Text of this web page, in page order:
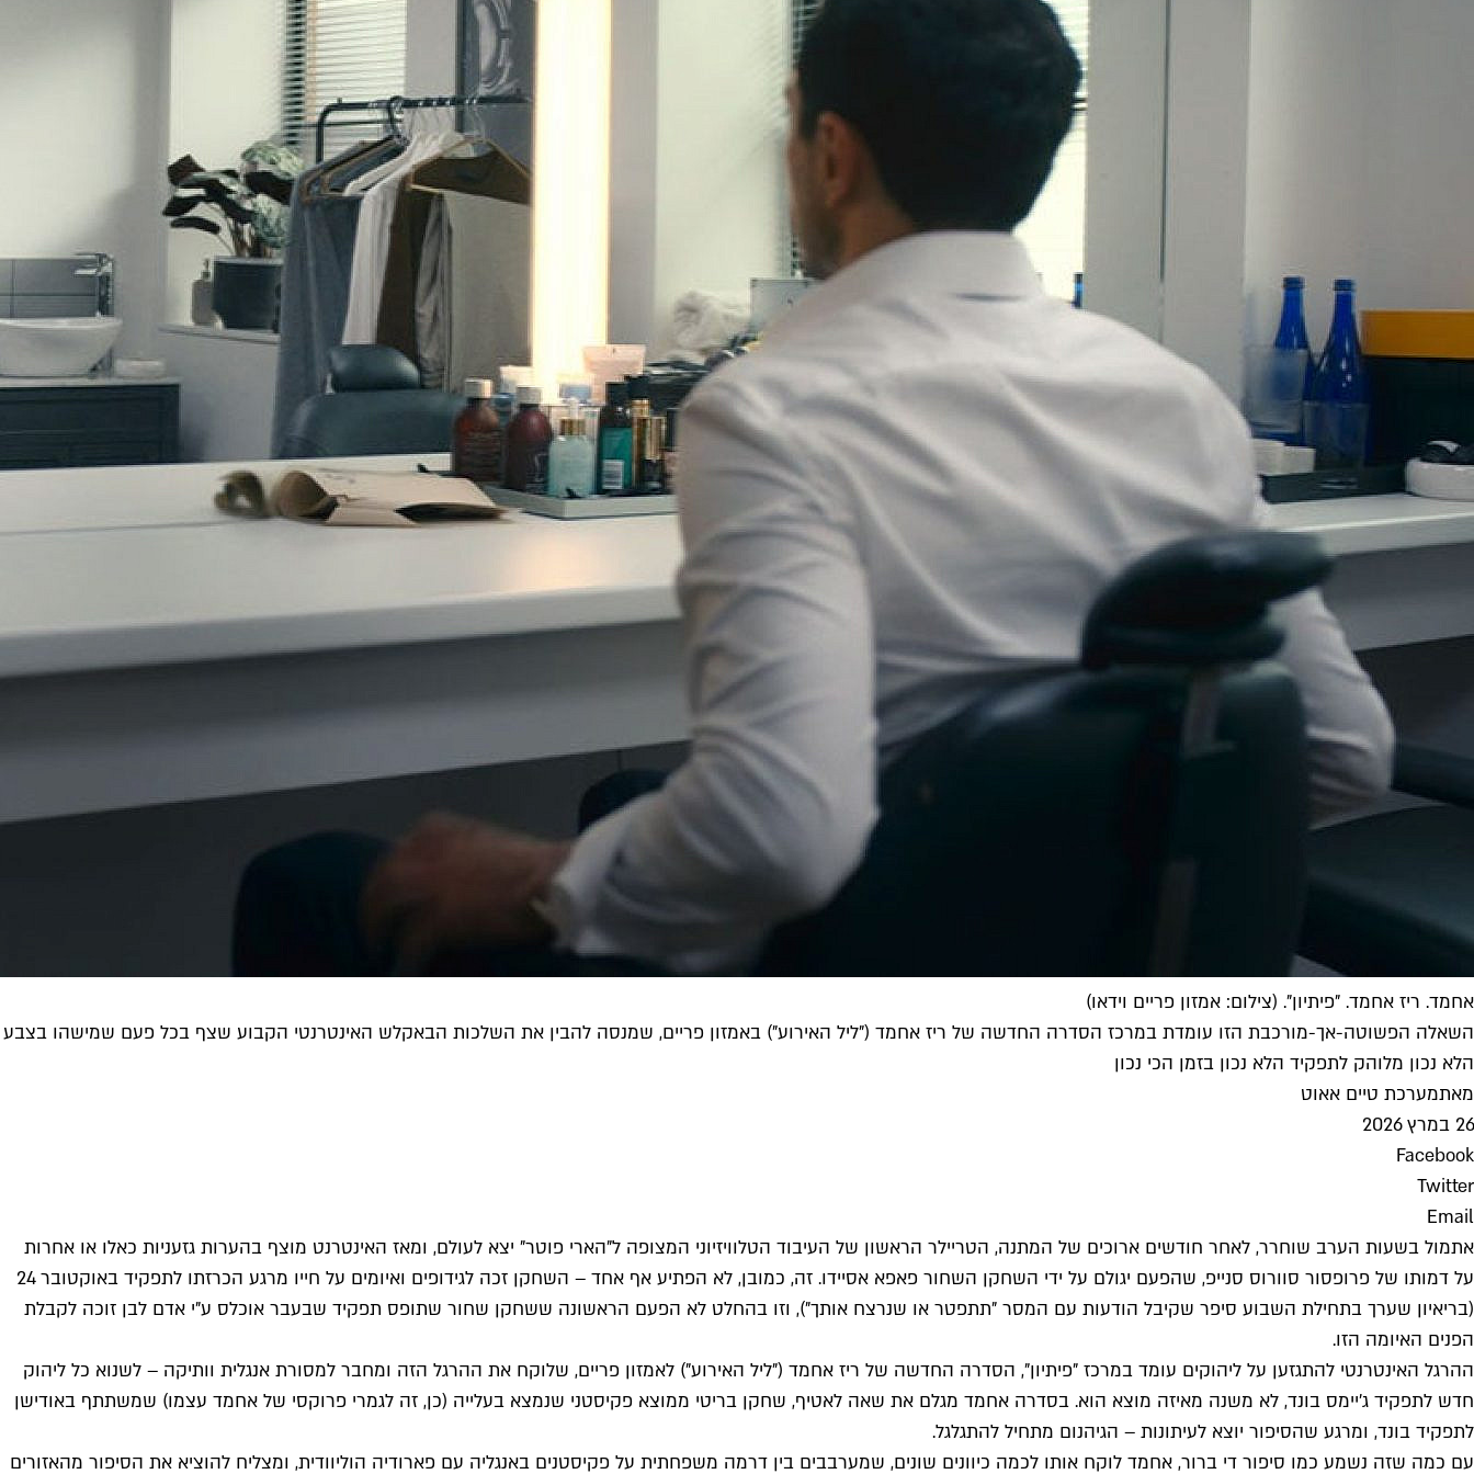
אחמד. ריז אחמד. "פיתיון". (צילום: אמזון פריים וידאו)
השאלה הפשוטה-אך-מורכבת הזו עומדת במרכז הסדרה החדשה של ריז אחמד ("ליל האירוע") באמזון פריים, שמנסה להבין את השלכות הבאקלש האינטרנטי הקבוע שצף בכל פעם שמישהו בצבע
הלא נכון מלוהק לתפקיד הלא נכון בזמן הכי נכון
מאתמערכת טיים אאוט
26 במרץ 2026
Facebook
Twitter
Email
אתמול בשעות הערב שוחרר, לאחר חודשים ארוכים של המתנה, הטריילר הראשון של העיבוד הטלוויזיוני המצופה ל"הארי פוטר" יצא לעולם, ומאז האינטרנט מוצף בהערות גזעניות כאלו או אחרות
על דמותו של פרופסור סוורוס סנייפ, שהפעם יגולם על ידי השחקן השחור פאפא אסיידו. זה, כמובן, לא הפתיע אף אחד – השחקן זכה לגידופים ואיומים על חייו מרגע הכרזתו לתפקיד באוקטובר 24
(בריאיון שערך בתחילת השבוע סיפר שקיבל הודעות עם המסר "תתפטר או שנרצח אותך"), וזו בהחלט לא הפעם הראשונה ששחקן שחור שתופס תפקיד שבעבר אוכלס ע"י אדם לבן זוכה לקבלת
הפנים האיומה הזו.
ההרגל האינטרנטי להתגזען על ליהוקים עומד במרכז "פיתיון", הסדרה החדשה של ריז אחמד ("ליל האירוע") לאמזון פריים, שלוקח את ההרגל הזה ומחבר למסורת אנגלית וותיקה – לשנוא כל ליהוק
חדש לתפקיד ג'יימס בונד, לא משנה מאיזה מוצא הוא. בסדרה אחמד מגלם את שאה לאטיף, שחקן בריטי ממוצא פקיסטני שנמצא בעלייה (כן, זה לגמרי פרוקסי של אחמד עצמו) שמשתתף באודישן
לתפקיד בונד, ומרגע שהסיפור יוצא לעיתונות – הגיהנום מתחיל להתגלגל.
עם כמה שזה נשמע כמו סיפור די ברור, אחמד לוקח אותו לכמה כיוונים שונים, שמערבבים בין דרמה משפחתית על פקיסטנים באנגליה עם פארודיה הוליוודית, ומצליח להוציא את הסיפור מהאזורים